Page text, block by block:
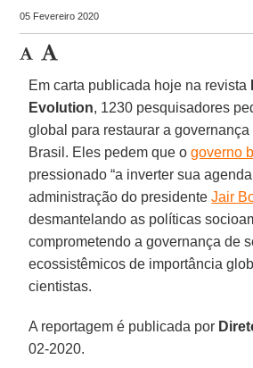
05 Fevereiro 2020
Em carta publicada hoje na revista
Evolution, 1230 pesquisadores
global para restaurar a
Brasil. Eles pedem que ogoverno
pressionado “a inverter sua agenda
administração do presidenteJair
desmantelando as políticas
comprometendo a governança de
ecossistêmicos de importância
cientistas.
A reportagem é publicada por
02-2020.